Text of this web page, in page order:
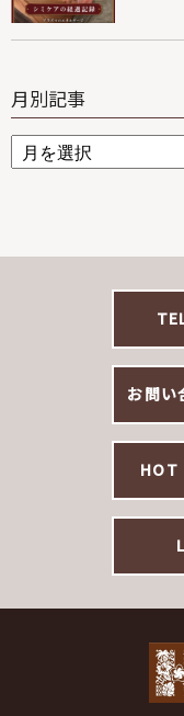
月別記事
お問い
HOT